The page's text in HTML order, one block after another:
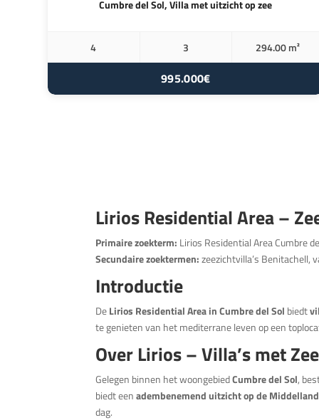
Cumbre del Sol, Villa met uitzicht op zee
4 3 294.00 m²
995.000€
Lirios Residential Area –
Primaire zoekterm: Lirios Residential Area Cumbre
Secundaire zoektermen:zeezichtvilla’s Benitachell,
Introductie
DeLirios Residential Area in Cumbre del Sol biedt
te genieten van het mediterrane leven op een
Over Lirios – Villa’s met
Gelegen binnen het woongebiedCumbre del Sol,
biedt eenadembenemend uitzicht op de
dag.